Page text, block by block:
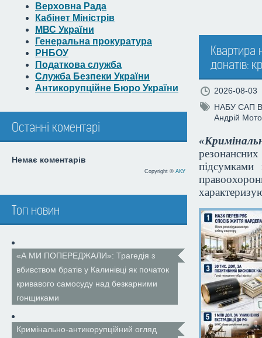
Верховна Рада
Кабінет Міністрів
МВС України
Генеральна прокуратура
РНБОУ
Податкова служба
Служба Безпеки України
Антикорупційне Бюро України
Останні коментарі
Немає коментарів
Copyright © АКУ
Топ новин
«А МИ ПОПЕРЕДЖАЛИ»: Трагедія з
вбивством братів у Калинівці як початок
кривавого самосуду над безкарними
гонщиками
Кримінально-антикорупційний огляд
Квартира
донатів:
2026-08-03
НАБУ САП
Андрій
підсумками